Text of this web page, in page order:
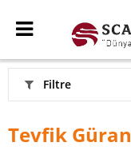
Filtre
Tevfik Güran